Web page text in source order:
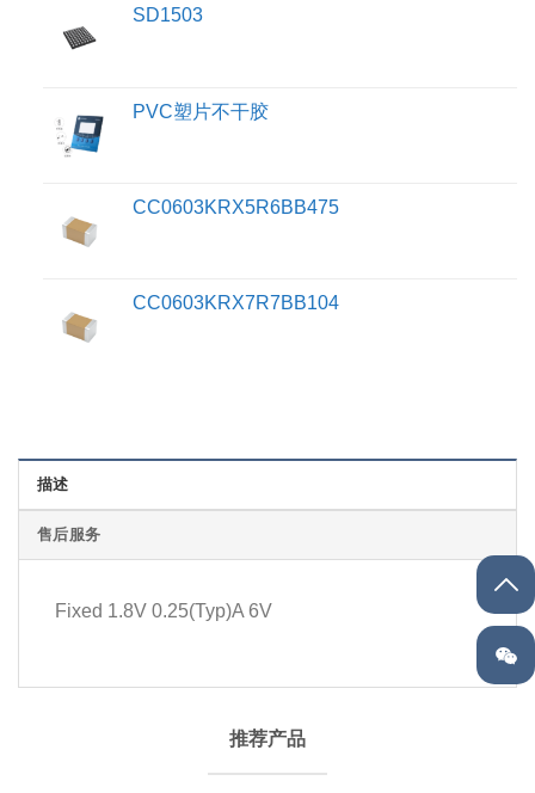
SD1503
PVC塑片不干胶
CC0603KRX5R6BB475
CC0603KRX7R7BB104
描述
售后服务
Fixed 1.8V 0.25(Typ)A 6V
推荐产品